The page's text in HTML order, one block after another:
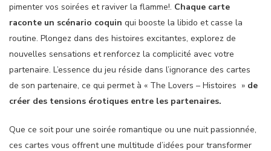
pimenter vos soirées et raviver la flamme!. Chaque carte
raconte un scénario coquin qui booste la libido et casse la
routine. Plongez dans des histoires excitantes, explorez de
nouvelles sensations et renforcez la complicité avec votre
partenaire. L’essence du jeu réside dans l’ignorance des cartes
de son partenaire, ce qui permet à « The Lovers – Histoires » de
créer des tensions érotiques entre les partenaires.
Que ce soit pour une soirée romantique ou une nuit passionnée,
ces cartes vous offrent une multitude d’idées pour transformer